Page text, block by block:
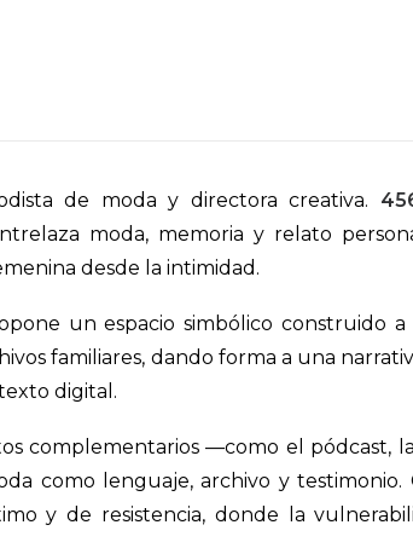
de moda y directora creativa.
moda, memoria y relato
desde la intimidad.
un espacio simbólico construido
familiares, dando forma a una
digital.
complementarios —como el pódcast,
como lenguaje, archivo y testimonio.
y de resistencia, donde la